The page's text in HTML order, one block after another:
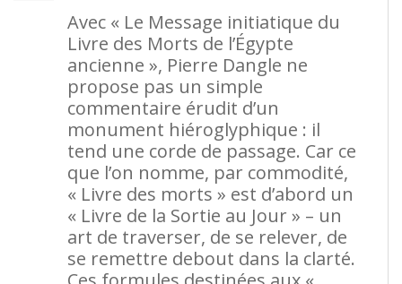
Avec « Le Message initiatique du
Livre des Morts de l’Égypte
ancienne », Pierre Dangle ne
propose pas un simple
commentaire érudit d’un
monument hiéroglyphique : il
tend une corde de passage. Car ce
que l’on nomme, par commodité,
« Livre des morts » est d’abord un
« Livre de la Sortie au Jour » – un
art de traverser, de se relever, de
se remettre debout dans la clarté.